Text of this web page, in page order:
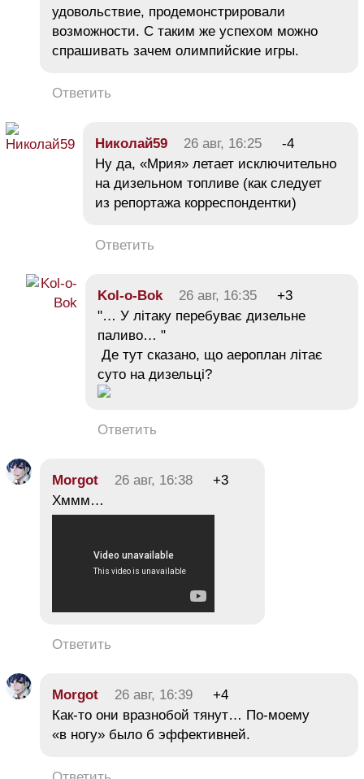
удовольствие, продемонстрировали
возможности. С таким же успехом можно
спрашивать зачем олимпийские игры.
Ответить
Николай59 26 авг, 16:25
-4
Ну да, «Мрия» летает исключительно
на дизельном топливе (как следует
из репортажа корреспондентки)
Ответить
Kol-o-Bok 26 авг, 16:35
+3
"… У літаку перебуває дизельне
паливо… "
Де тут сказано, що аероплан літає
суто на дизельці?
Ответить
Morgot 26 авг, 16:38
+3
Хммм…
Ответить
Morgot 26 авг, 16:39
+4
Как-то они вразнобой тянут… По-моему
«в ногу» было б эффективней.